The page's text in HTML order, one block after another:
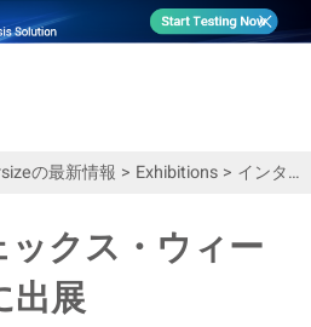
の最新情報 > Exhibitions> インターフェックス・ウィーク東京2023に出展
クス・ウィー
出展